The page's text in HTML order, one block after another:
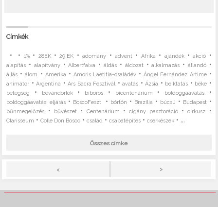
Címkék
• • 1%• 28EK•29.EK •adomány •advent • Afrika • ajándék•akció •
alapítás • alapítvány•Albertfalva •áldás • áldozat•alkalmazás • állandó•
állás •álom • Amerika • Amoris Laetitia-családév •Ángel Fernández Artime•
animátor •Argentína •Ars Sacra Fesztivál •avatás •Ázsia • beiktatás • béke •
betegség • bevándorlók• bíboros • bicentenárium • boldoggáavatás•
boldoggáavatási eljárás • BoscoFeszt • börtön • Brazília • búcsú • Budapest•
bűnmegelőzés • bűvészet• Centenárium •cigány pasztoráció•cirkusz •
Clarisseum •Colle Don Bosco •család •csapatépítés •cserkészek • ...
Összes címke
< >